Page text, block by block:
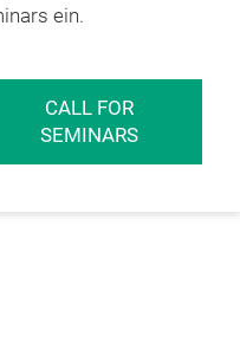
ein.
CALL FOR
SEMINARS